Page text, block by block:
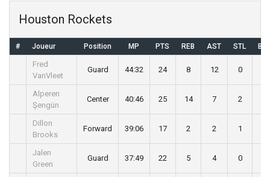
Houston Rockets
# Joueur Position MP PTS REB AST STL BLK
Fred
VanVleet
Guard 44:32 24 8 12 0
Alperen
Şengün
Center 40:46 25 14 7 2
Dillon
Brooks
Forward 39:06 17 2 2 1
Jalen
Green
Guard 37:49 22 5 4 0